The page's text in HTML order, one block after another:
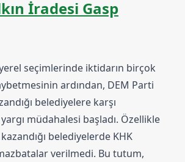
İradesi Gasp
seçimlerinde iktidarın birçok
ardından, DEM Parti
belediyelere karşı
müdahalesi başladı. Özellikle
belediyelerde KHK
verilmedi. Bu tutum,